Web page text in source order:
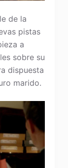
de la
pistas
a
sobre su
dispuesta
marido.